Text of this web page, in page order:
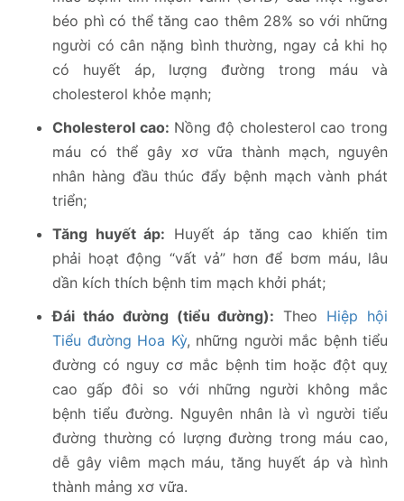
béo phì có thể tăng cao thêm 28% so với những
người có cân nặng bình thường, ngay cả khi họ
có huyết áp, lượng đường trong máu và
cholesterol khỏe mạnh;
Cholesterol cao: Nồng độ cholesterol cao trong
máu có thể gây xơ vữa thành mạch, nguyên
nhân hàng đầu thúc đẩy bệnh mạch vành phát
triển;
Tăng huyết áp: Huyết áp tăng cao khiến tim
phải hoạt động “vất vả” hơn để bơm máu, lâu
dần kích thích bệnh tim mạch khởi phát;
Đái tháo đường (tiểu đường): Theo Hiệp hội
Tiểu đường Hoa Kỳ, những người mắc bệnh tiểu
đường có nguy cơ mắc bệnh tim hoặc đột quỵ
cao gấp đôi so với những người không mắc
bệnh tiểu đường. Nguyên nhân là vì người tiểu
đường thường có lượng đường trong máu cao,
dễ gây viêm mạch máu, tăng huyết áp và hình
thành mảng xơ vữa.